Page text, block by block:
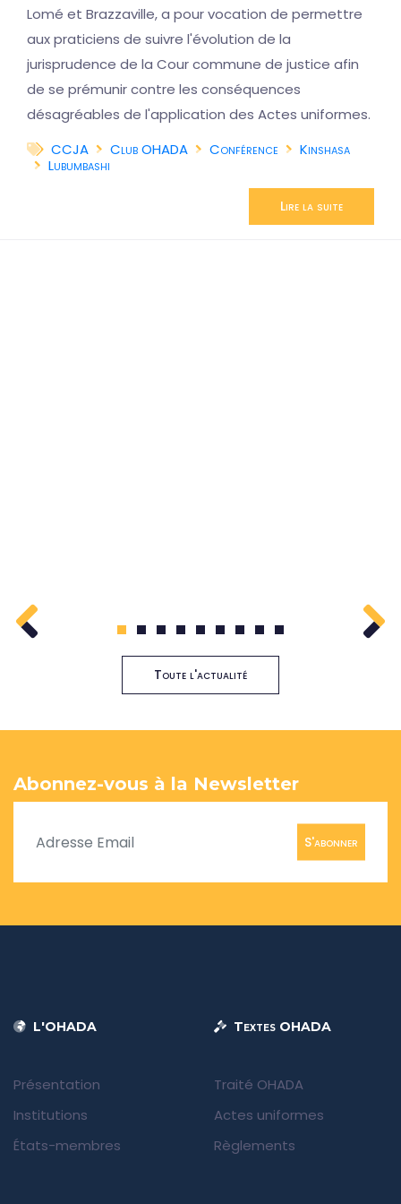
Lomé et Brazzaville, a pour vocation de permettre
aux praticiens de suivre l'évolution de la
jurisprudence de la Cour commune de justice afin
de se prémunir contre les conséquences
désagréables de l'application des Actes uniformes.
CCJA
Club OHADA Conférence
Kinshasa
Lubumbashi
Lire la suite
1 2 3 4 5 6 7 8 9
Toute l'actualité
Abonnez-vous à la Newsletter
S'abonner
L'OHADA
Présentation
Institutions
États-membres
Textes OHADA
Traité OHADA
Actes uniformes
Règlements